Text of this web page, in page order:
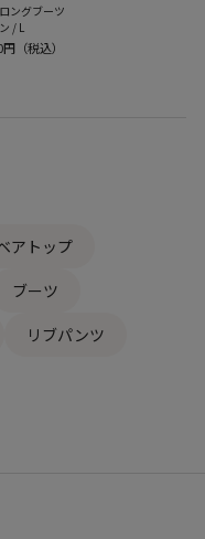
ングブーツ
/ L
（税込）
アトップ
ブーツ
リブパンツ